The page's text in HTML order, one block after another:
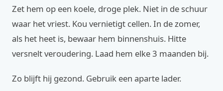
Zet hem op een koele, droge plek. Niet in de schuur
waar het vriest. Kou vernietigt cellen. In de zomer,
als het heet is, bewaar hem binnenshuis. Hitte
versnelt veroudering. Laad hem elke 3 maanden bij.
Zo blijft hij gezond. Gebruik een aparte lader.